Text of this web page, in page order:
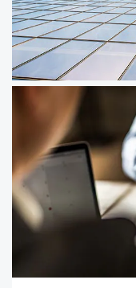
priorités 2021 du
PwC nomme
pour
transformation
Découvrez les
Maroc pour FY22.